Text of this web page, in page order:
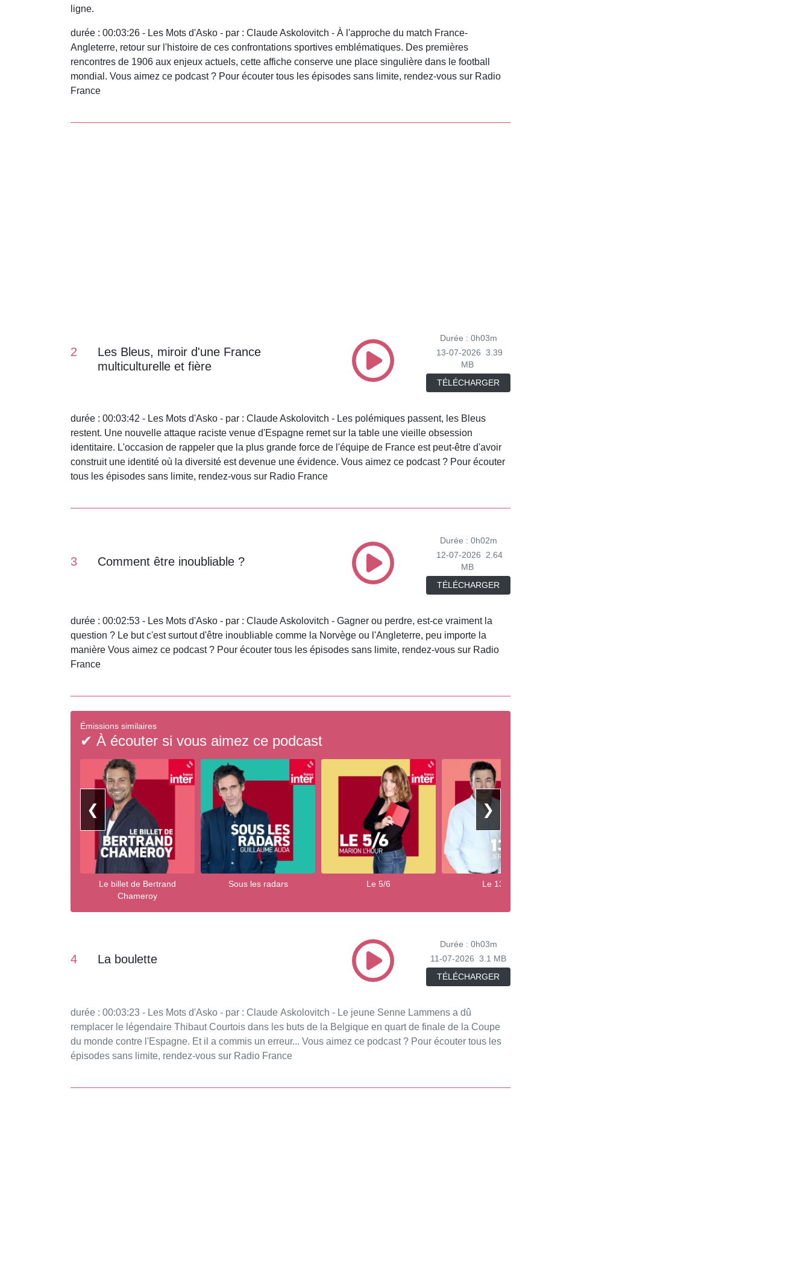
ligne.
durée : 00:03:26 - Les Mots d'Asko - par : Claude Askolovitch - À l'approche du match France-
Angleterre, retour sur l'histoire de ces confrontations sportives emblématiques. Des premières
rencontres de 1906 aux enjeux actuels, cette affiche conserve une place singulière dans le football
mondial. Vous aimez ce podcast ? Pour écouter tous les épisodes sans limite, rendez-vous sur Radio
France
2
Les Bleus, miroir d'une France
multiculturelle et fière
Durée : 0h03m
13-07-2026
3.39
MB
TÉLÉCHARGER
durée : 00:03:42 - Les Mots d'Asko - par : Claude Askolovitch - Les polémiques passent, les Bleus
restent. Une nouvelle attaque raciste venue d'Espagne remet sur la table une vieille obsession
identitaire. L'occasion de rappeler que la plus grande force de l'équipe de France est peut-être d'avoir
construit une identité où la diversité est devenue une évidence. Vous aimez ce podcast ? Pour écouter
tous les épisodes sans limite, rendez-vous sur Radio France
3 Comment être inoubliable ?
Durée : 0h02m
12-07-2026
2.64
MB
TÉLÉCHARGER
durée : 00:02:53 - Les Mots d'Asko - par : Claude Askolovitch - Gagner ou perdre, est-ce vraiment la
question ? Le but c'est surtout d'être inoubliable comme la Norvège ou l'Angleterre, peu importe la
manière Vous aimez ce podcast ? Pour écouter tous les épisodes sans limite, rendez-vous sur Radio
France
Émissions similaires
✔ À écouter si vous aimez ce podcast
❮
Le billet de Bertrand
Chameroy
Sous les radars Le 5/6 Le 13/14
❯
4 La boulette
Durée : 0h03m
11-07-2026
3.1 MB
TÉLÉCHARGER
durée : 00:03:23 - Les Mots d'Asko - par : Claude Askolovitch - Le jeune Senne Lammens a dû
remplacer le légendaire Thibaut Courtois dans les buts de la Belgique en quart de finale de la Coupe
du monde contre l'Espagne. Et il a commis un erreur... Vous aimez ce podcast ? Pour écouter tous les
épisodes sans limite, rendez-vous sur Radio France